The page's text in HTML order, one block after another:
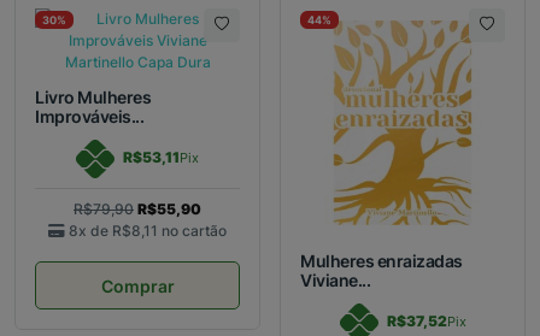
30%
Livro Mulheres
Improváveis...
R$53,11Pix
R$79,90 R$55,90
8x de R$8,11 no cartão
Comprar
44%
Mulheres enraizadas
Viviane...
R$37,52Pix